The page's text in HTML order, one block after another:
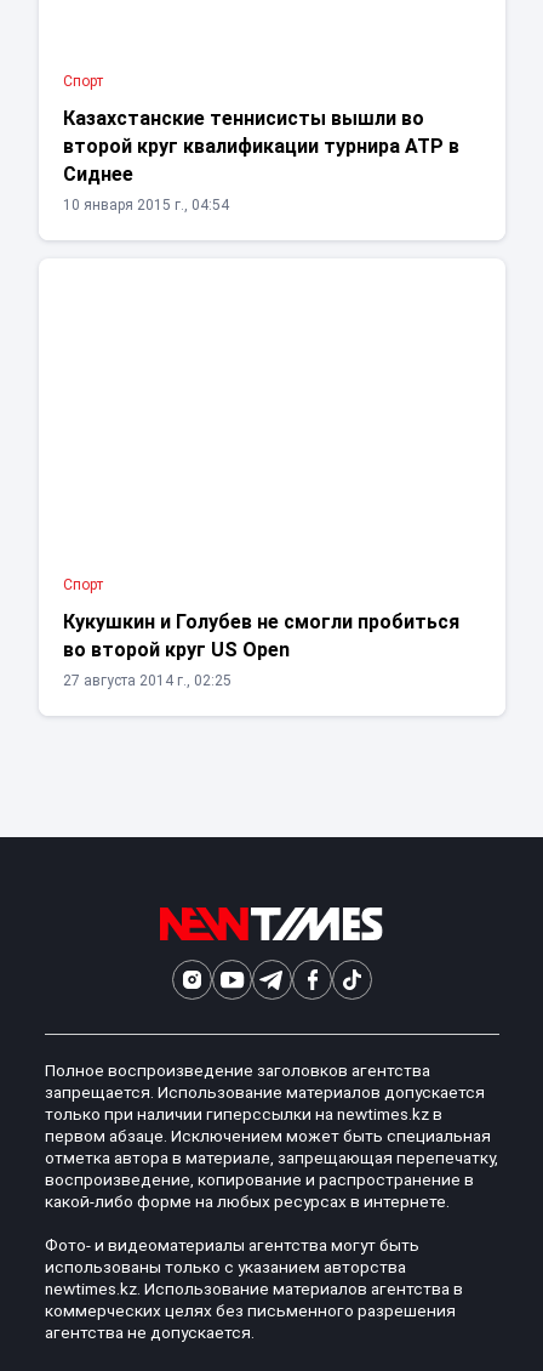
Спорт
Казахстанские теннисисты вышли во
второй круг квалификации турнира ATP в
Сиднее
10 января 2015 г., 04:54
Спорт
Кукушкин и Голубев не смогли пробиться
во второй круг US Open
27 августа 2014 г., 02:25
Полное воспроизведение заголовков агентства
запрещается. Использование материалов допускается
только при наличии гиперссылки на newtimes.kz в
первом абзаце. Исключением может быть специальная
отметка автора в материале, запрещающая перепечатку,
воспроизведение, копирование и распространение в
какой-либо форме на любых ресурсах в интернете.
Фото- и видеоматериалы агентства могут быть
использованы только с указанием авторства
newtimes.kz. Использование материалов агентства в
коммерческих целях без письменного разрешения
агентства не допускается.